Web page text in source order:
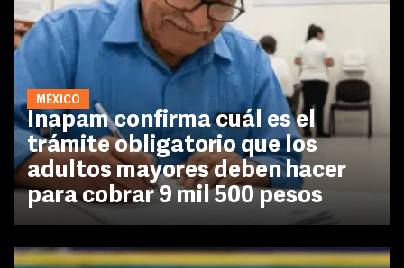
MÉXICO
Inapam confirma cuál es el
trámite obligatorio que los
adultos mayores deben hacer
para cobrar 9 mil 500 pesos